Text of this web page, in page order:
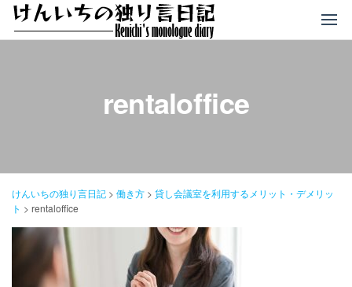
プ
rentaloffice
けんいちの独り言日記 > 働き方 > 貸し会議室を利用するメリット・デメリッ
ト > rentaloffice